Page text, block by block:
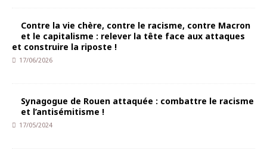
Contre la vie chère, contre le racisme, contre Macron
et le capitalisme : relever la tête face aux attaques
et construire la riposte !
17/06/2026
Synagogue de Rouen attaquée : combattre le racisme
et l’antisémitisme !
17/05/2024